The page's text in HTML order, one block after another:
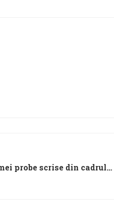
probe scrise din cadrul
iunie2025)